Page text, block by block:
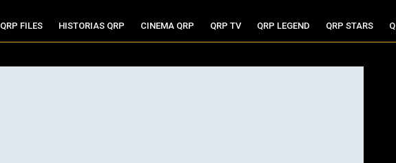
QRP FILES HISTORIAS QRP CINEMA QRP QRP TV QRP LEGEND QRP STARS